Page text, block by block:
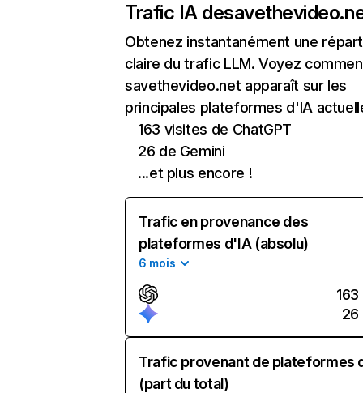
Trafic IA de
Obtenez instantanément une
claire du trafic LLM. Voyez
savethevideo.net apparaît sur les
principales plateformes d'IA
163 visites de ChatGPT
26 de Gemini
...et plus encore !
Trafic en provenance des
plateformes d'IA (absolu)
6 mois
163
26
Trafic provenant de plateformes
(part du total)